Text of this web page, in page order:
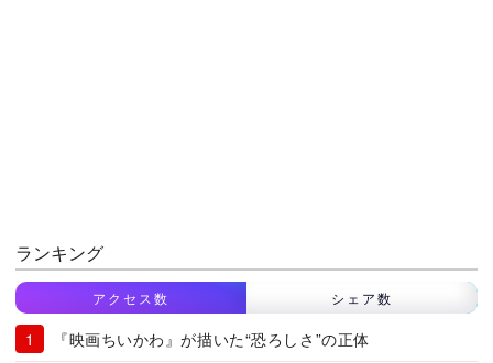
ランキング
アクセス数 シェア数
『映画ちいかわ』が描いた“恐ろしさ”の正体